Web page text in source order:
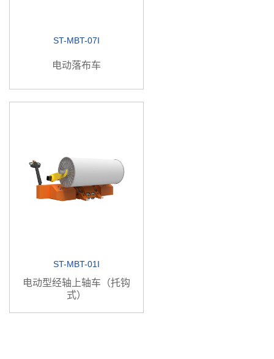
ST-MBT-07I
电动落布车
ST-MBT-01I
电动型经轴上轴车（托钩
式）